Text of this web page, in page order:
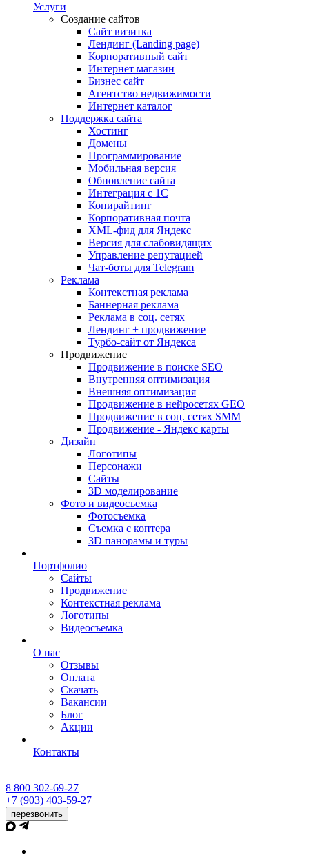
Услуги
Создание сайтов
Сайт визитка
Лендинг (Landing page)
Корпоративный сайт
Интернет магазин
Бизнес сайт
Агентство недвижимости
Интернет каталог
Поддержка сайта
Хостинг
Домены
Программирование
Мобильная версия
Обновление сайта
Интеграция с 1С
Копирайтинг
Корпоративная почта
XML-фид для Яндекс
Версия для слабовидящих
Управление репутацией
Чат-боты для Telegram
Реклама
Контекстная реклама
Баннерная реклама
Реклама в соц. сетях
Лендинг + продвижение
Турбо-сайт от Яндекса
Продвижение
Продвижение в поиске SEO
Внутренняя оптимизация
Внешняя оптимизация
Продвижение в нейросетях GEO
Продвижение в соц. сетях SMM
Продвижение - Яндекс карты
Дизайн
Логотипы
Персонажи
Сайты
3D моделирование
Фото и видеосъемка
Фотосъемка
Съемка с коптера
3D панорамы и туры
Портфолио
Сайты
Продвижение
Контекстная реклама
Логотипы
Видеосъемка
О нас
Отзывы
Оплата
Скачать
Вакансии
Блог
Акции
Контакты
8 800 302-69-27
+7 (903) 403-59-27
перезвонить